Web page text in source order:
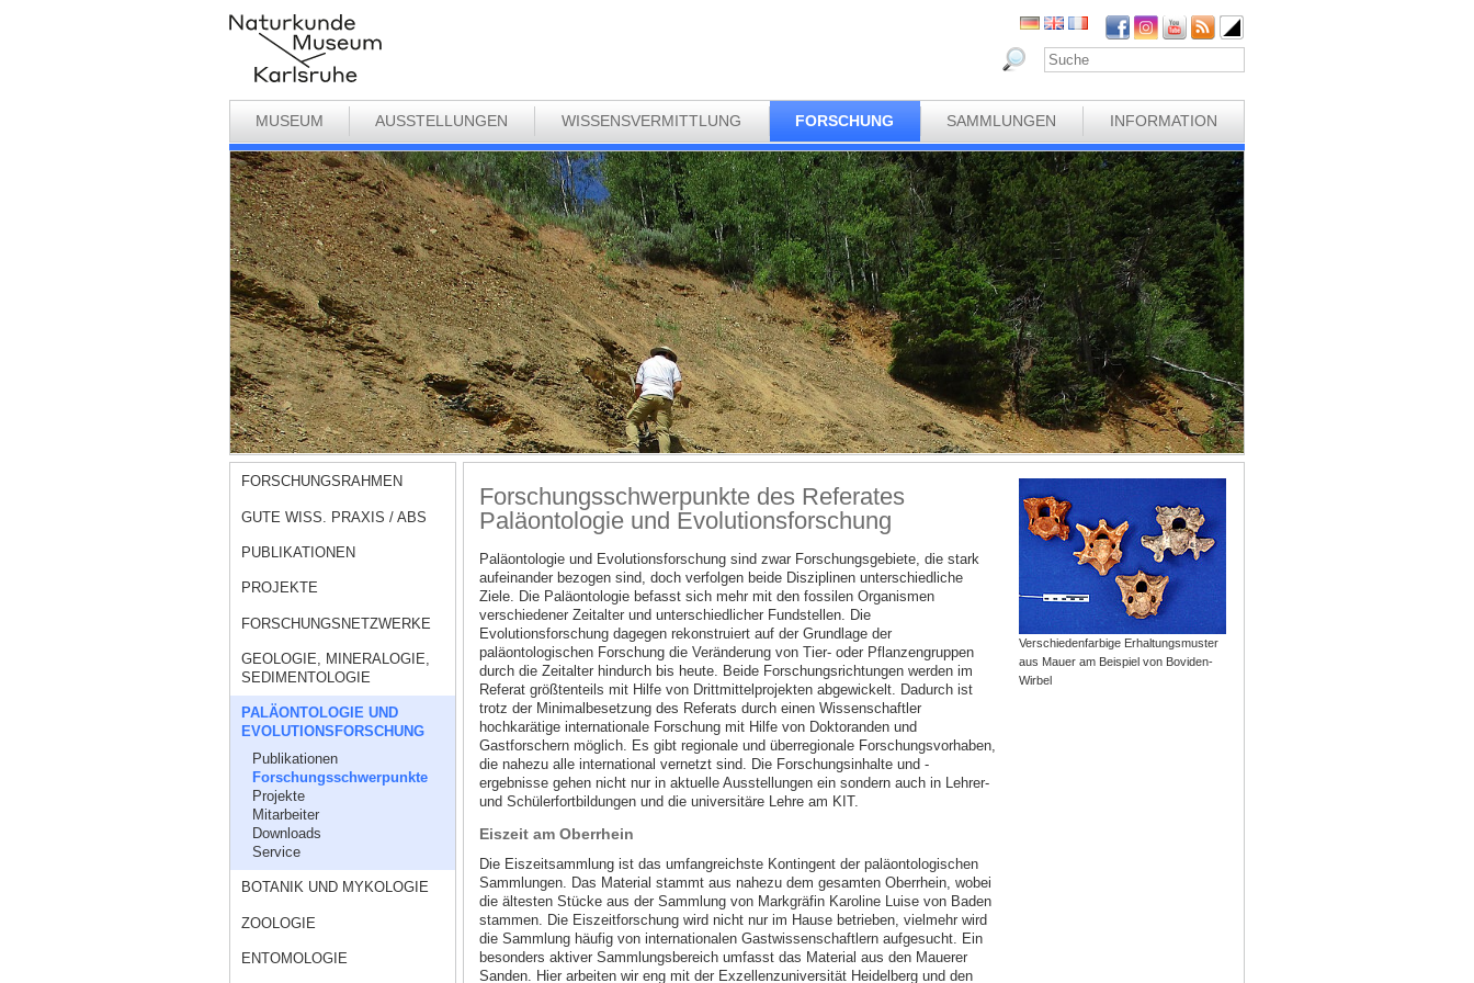
MUSEUM AUSSTELLUNGEN WISSENSVERMITTLUNG FORSCHUNG SAMMLUNGEN INFORMATION
FORSCHUNGSRAHMEN
GUTE WISS. PRAXIS / ABS
PUBLIKATIONEN
PROJEKTE
FORSCHUNGSNETZWERKE
GEOLOGIE, MINERALOGIE,
SEDIMENTOLOGIE
PALÄONTOLOGIE UND
EVOLUTIONSFORSCHUNG
Publikationen
Forschungsschwerpunkte
Projekte
Mitarbeiter
Downloads
Service
BOTANIK UND MYKOLOGIE
ZOOLOGIE
ENTOMOLOGIE
Forschungsschwerpunkte des Referates
Paläontologie und Evolutionsforschung
Paläontologie und Evolutionsforschung sind zwar Forschungsgebiete, die stark
aufeinander bezogen sind, doch verfolgen beide Disziplinen unterschiedliche
Ziele. Die Paläontologie befasst sich mehr mit den fossilen Organismen
verschiedener Zeitalter und unterschiedlicher Fundstellen. Die
Evolutionsforschung dagegen rekonstruiert auf der Grundlage der
paläontologischen Forschung die Veränderung von Tier- oder Pflanzengruppen
durch die Zeitalter hindurch bis heute. Beide Forschungsrichtungen werden im
Referat größtenteils mit Hilfe von Drittmittelprojekten abgewickelt. Dadurch ist
trotz der Minimalbesetzung des Referats durch einen Wissenschaftler
hochkarätige internationale Forschung mit Hilfe von Doktoranden und
Gastforschern möglich. Es gibt regionale und überregionale Forschungsvorhaben,
die nahezu alle international vernetzt sind. Die Forschungsinhalte und -
ergebnisse gehen nicht nur in aktuelle Ausstellungen ein sondern auch in Lehrer-
und Schülerfortbildungen und die universitäre Lehre am KIT.
Eiszeit am Oberrhein
Die Eiszeitsammlung ist das umfangreichste Kontingent der paläontologischen
Sammlungen. Das Material stammt aus nahezu dem gesamten Oberrhein, wobei
die ältesten Stücke aus der Sammlung von Markgräfin Karoline Luise von Baden
stammen. Die Eiszeitforschung wird nicht nur im Hause betrieben, vielmehr wird
die Sammlung häufig von internationalen Gastwissenschaftlern aufgesucht. Ein
besonders aktiver Sammlungsbereich umfasst das Material aus den Mauerer
Sanden. Hier arbeiten wir eng mit der Exzellenzuniversität Heidelberg und den
Verschiedenfarbige Erhaltungsmuster
aus Mauer am Beispiel von Boviden-
Wirbel